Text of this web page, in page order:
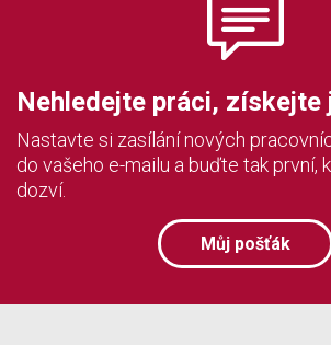
Nehledejte práci, získejte
Nastavte si zasílání nových
do vašeho e-mailu a buďte tak první,
dozví.
Můj pošťák